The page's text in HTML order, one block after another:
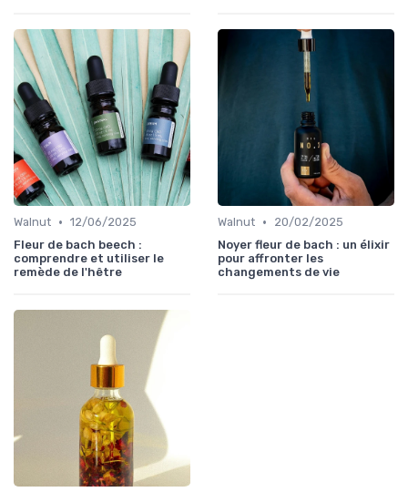
Walnut • 12/06/2025
Fleur de bach beech :
comprendre et utiliser le
remède de l'hêtre
Walnut •
20/02/2025
Noyer fleur de bach : un élixir
pour affronter les
changements de vie